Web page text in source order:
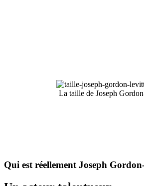
La taille de Joseph
Qui est réellement Joseph